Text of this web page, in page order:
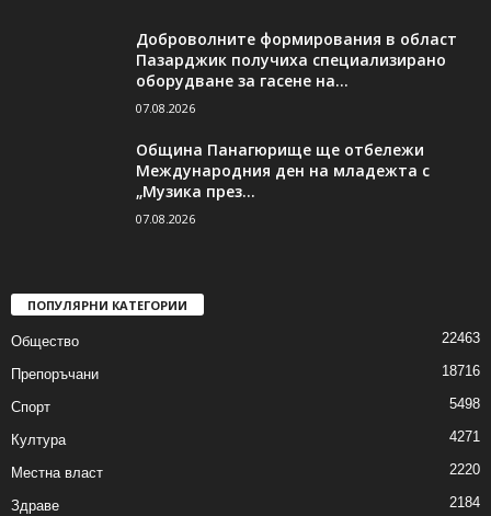
Доброволните формирования в област
Пазарджик получиха специализирано
оборудване за гасене на...
07.08.2026
Община Панагюрище ще отбележи
Международния ден на младежта с
„Музика през...
07.08.2026
ПОПУЛЯРНИ КАТЕГОРИИ
Общество 22463
Препоръчани 18716
Спорт 5498
Култура 4271
Местна власт 2220
Здраве 2184